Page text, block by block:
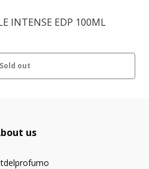
INTENSE EDP 100ML
Sold out
us